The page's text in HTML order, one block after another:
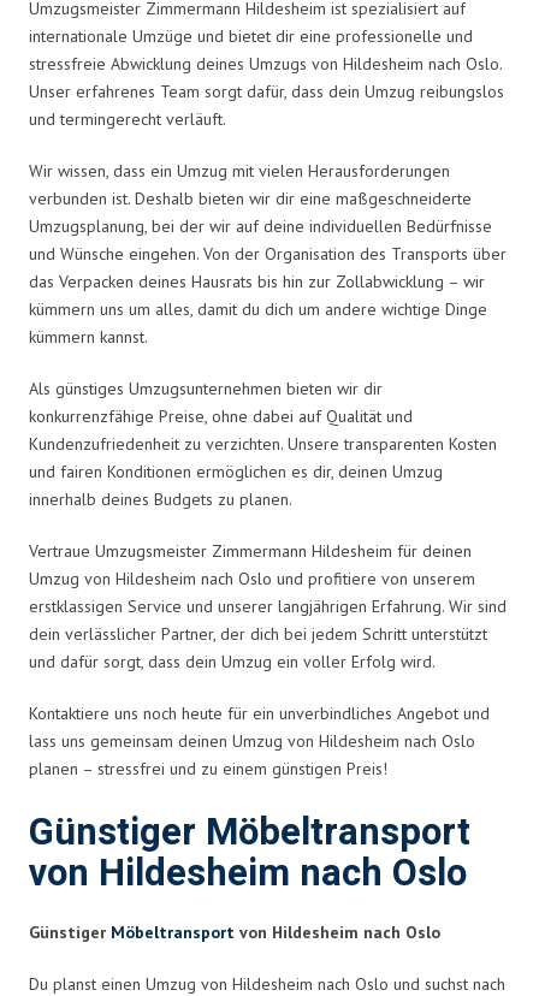
Umzugsmeister Zimmermann Hildesheim ist spezialisiert auf
internationale Umzüge und bietet dir eine professionelle und
stressfreie Abwicklung deines Umzugs von Hildesheim nach Oslo.
Unser erfahrenes Team sorgt dafür, dass dein Umzug reibungslos
und termingerecht verläuft.
Wir wissen, dass ein Umzug mit vielen Herausforderungen
verbunden ist. Deshalb bieten wir dir eine maßgeschneiderte
Umzugsplanung, bei der wir auf deine individuellen Bedürfnisse
und Wünsche eingehen. Von der Organisation des Transports über
das Verpacken deines Hausrats bis hin zur Zollabwicklung – wir
kümmern uns um alles, damit du dich um andere wichtige Dinge
kümmern kannst.
Als günstiges Umzugsunternehmen bieten wir dir
konkurrenzfähige Preise, ohne dabei auf Qualität und
Kundenzufriedenheit zu verzichten. Unsere transparenten Kosten
und fairen Konditionen ermöglichen es dir, deinen Umzug
innerhalb deines Budgets zu planen.
Vertraue Umzugsmeister Zimmermann Hildesheim für deinen
Umzug von Hildesheim nach Oslo und profitiere von unserem
erstklassigen Service und unserer langjährigen Erfahrung. Wir sind
dein verlässlicher Partner, der dich bei jedem Schritt unterstützt
und dafür sorgt, dass dein Umzug ein voller Erfolg wird.
Kontaktiere uns noch heute für ein unverbindliches Angebot und
lass uns gemeinsam deinen Umzug von Hildesheim nach Oslo
planen – stressfrei und zu einem günstigen Preis!
Günstiger Möbeltransport
von Hildesheim nach Oslo
Günstiger Möbeltransport von Hildesheim nach Oslo
Du planst einen Umzug von Hildesheim nach Oslo und suchst nach